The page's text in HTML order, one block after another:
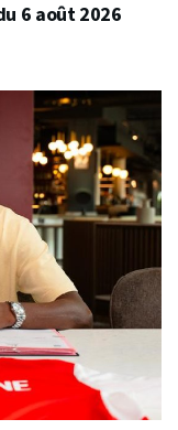
6 août 2026